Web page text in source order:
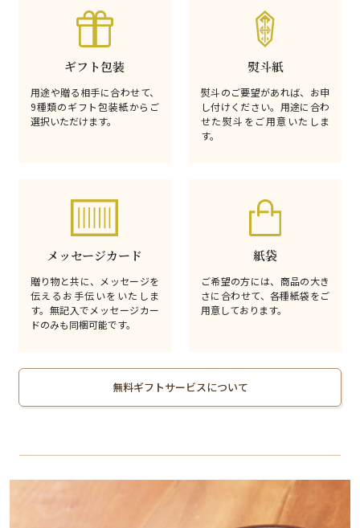
ギフト包装
用途や贈る相手に合わせて、
9種類のギフト包装紙からご
選択いただけます。
熨斗紙
熨斗のご要望があれば、お申
し付けください。用途に合わ
せた熨斗をご用意いたしま
す。
メッセージカード
贈り物と共に、メッセージを
伝えるお手伝いをいたしま
す。無記入でメッセージカー
ドのみも同梱可能です。
紙袋
ご希望の方には、商品の大き
さに合わせて、各種紙袋をご
用意しております。
無料ギフトサービスについて